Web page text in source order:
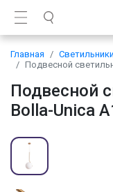
Главная Светильники
Подвесной
Подвесной
Bolla-Unica